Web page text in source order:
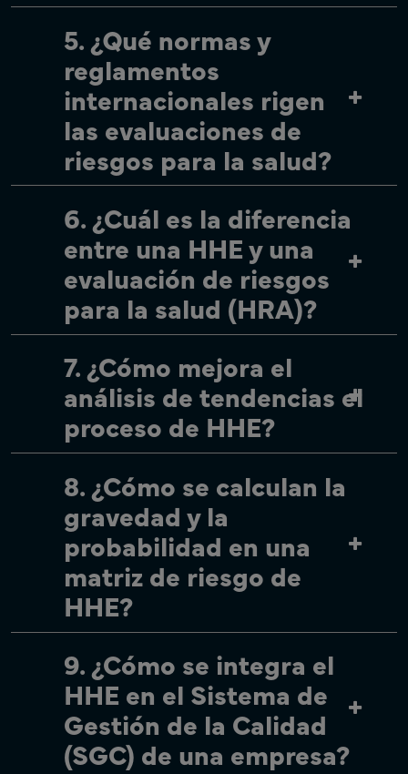
5. ¿Qué normas y
reglamentos
internacionales rigen
las evaluaciones de
riesgos para la salud?
6. ¿Cuál es la diferencia
entre una HHE y una
evaluación de riesgos
para la salud (HRA)?
7. ¿Cómo mejora el
análisis de tendencias el
proceso de HHE?
8. ¿Cómo se calculan la
gravedad y la
probabilidad en una
matriz de riesgo de
HHE?
9. ¿Cómo se integra el
HHE en el Sistema de
Gestión de la Calidad
(SGC) de una empresa?